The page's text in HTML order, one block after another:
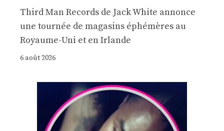
Third Man Records de Jack White annonce
une tournée de magasins éphémères au
Royaume-Uni et en Irlande
6 août 2026